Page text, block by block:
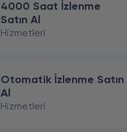
4000 Saat İzlenme
Satın Al
Hizmetleri
Otomatik İzlenme Satın
Al
Hizmetleri